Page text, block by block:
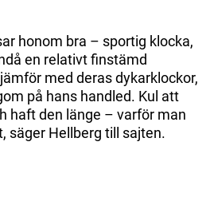
honom bra – sportig klocka,
en relativt finstämd
med deras dykarklockor,
på hans handled. Kul att
haft den länge – varför man
säger Hellberg till sajten.